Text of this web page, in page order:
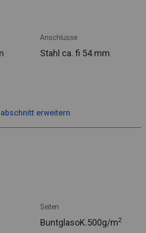
Anschlüsse
Stahl ca. fi 54 mm
abschnitt erweitern
Seiten
BuntglasoK.500g/m2